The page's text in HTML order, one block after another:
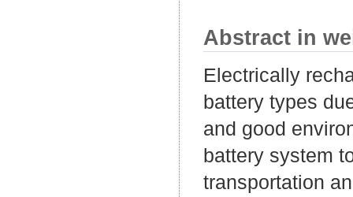
Abstract in
Electrically
battery types
and good
battery system
transportation